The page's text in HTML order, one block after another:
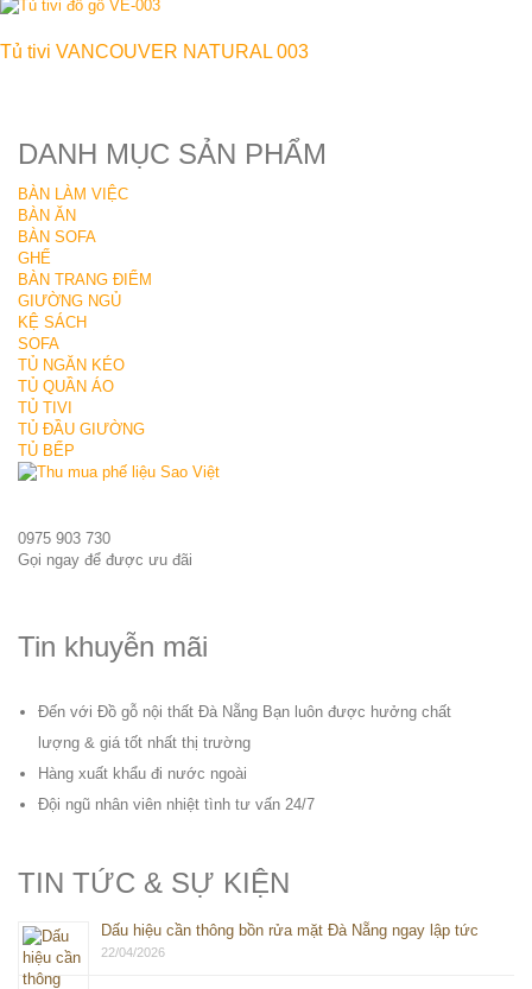
Tủ tivi VANCOUVER NATURAL 003
DANH MỤC SẢN PHẨM
BÀN LÀM VIỆC
BÀN ĂN
BÀN SOFA
GHẾ
BÀN TRANG ĐIỂM
GIƯỜNG NGỦ
KỆ SÁCH
SOFA
TỦ NGĂN KÉO
TỦ QUẦN ÁO
TỦ TIVI
TỦ ĐẦU GIƯỜNG
TỦ BẾP
0975 903 730
Gọi ngay để được ưu đãi
Tin khuyễn mãi
Đến với Đồ gỗ nội thất Đà Nẵng Bạn luôn được hưởng chất
lượng & giá tốt nhất thị trường
Hàng xuất khẩu đi nước ngoài
Đội ngũ nhân viên nhiệt tình tư vấn 24/7
TIN TỨC & SỰ KIỆN
Dấu hiệu cần thông bồn rửa mặt Đà Nẵng ngay lập tức
22/04/2026